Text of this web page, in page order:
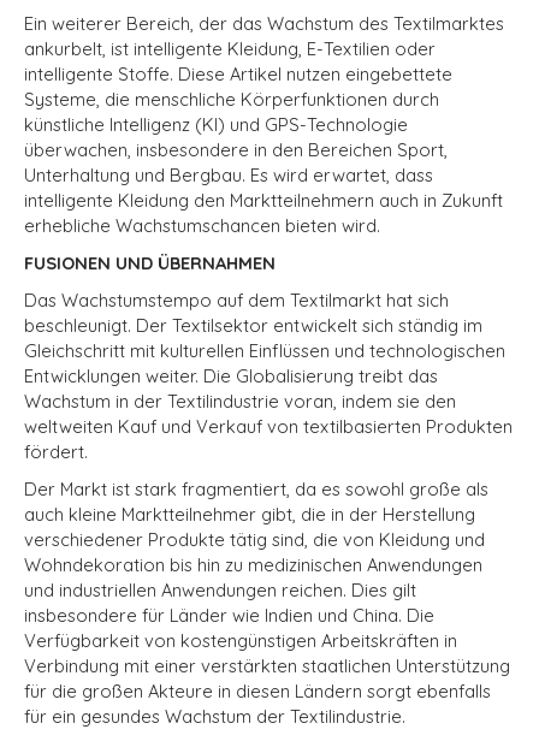
Ein weiterer Bereich, der das Wachstum des Textilmarktes
ankurbelt, ist intelligente Kleidung, E-Textilien oder
intelligente Stoffe. Diese Artikel nutzen eingebettete
Systeme, die menschliche Körperfunktionen durch
künstliche Intelligenz (KI) und GPS-Technologie
überwachen, insbesondere in den Bereichen Sport,
Unterhaltung und Bergbau. Es wird erwartet, dass
intelligente Kleidung den Marktteilnehmern auch in Zukunft
erhebliche Wachstumschancen bieten wird.
FUSIONEN UND ÜBERNAHMEN
Das Wachstumstempo auf dem Textilmarkt hat sich
beschleunigt. Der Textilsektor entwickelt sich ständig im
Gleichschritt mit kulturellen Einflüssen und technologischen
Entwicklungen weiter. Die Globalisierung treibt das
Wachstum in der Textilindustrie voran, indem sie den
weltweiten Kauf und Verkauf von textilbasierten Produkten
fördert.
Der Markt ist stark fragmentiert, da es sowohl große als
auch kleine Marktteilnehmer gibt, die in der Herstellung
verschiedener Produkte tätig sind, die von Kleidung und
Wohndekoration bis hin zu medizinischen Anwendungen
und industriellen Anwendungen reichen. Dies gilt
insbesondere für Länder wie Indien und China. Die
Verfügbarkeit von kostengünstigen Arbeitskräften in
Verbindung mit einer verstärkten staatlichen Unterstützung
für die großen Akteure in diesen Ländern sorgt ebenfalls
für ein gesundes Wachstum der Textilindustrie.